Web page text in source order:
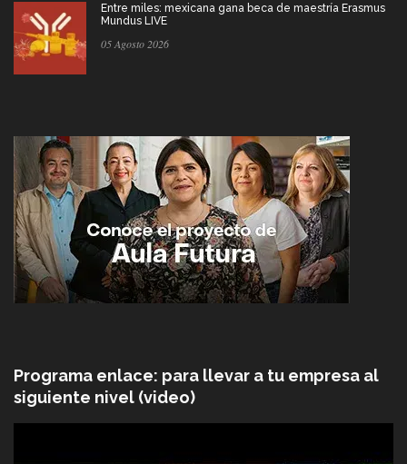
Entre miles: mexicana gana beca de maestría Erasmus
Mundus LIVE
05 Agosto 2026
Programa enlace: para llevar a tu empresa al
siguiente nivel (video)